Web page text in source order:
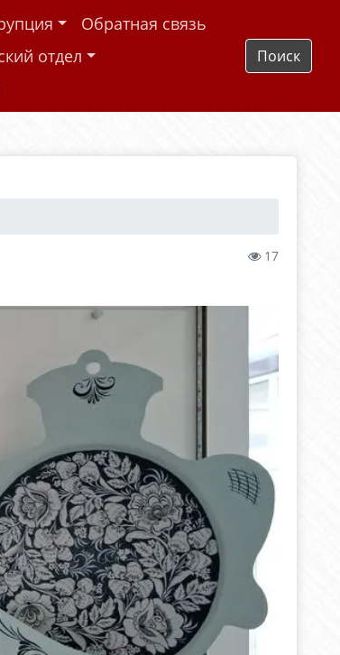
Обратная связь
отдел
Поиск
17